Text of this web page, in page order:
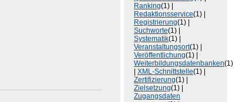
Ranking(1) |
Redaktionsservice(1) |
Registrierung(1) |
Suchworte(1) |
Systematik(1) |
Veranstaltungsort(1) |
Veröffentlichung(1) |
Weiterbildungsdatenbanken(1)
XML-Schnittstelle(1) |
Zertifizierung(1) |
Zielsetzung(1) |
Zugangsdaten